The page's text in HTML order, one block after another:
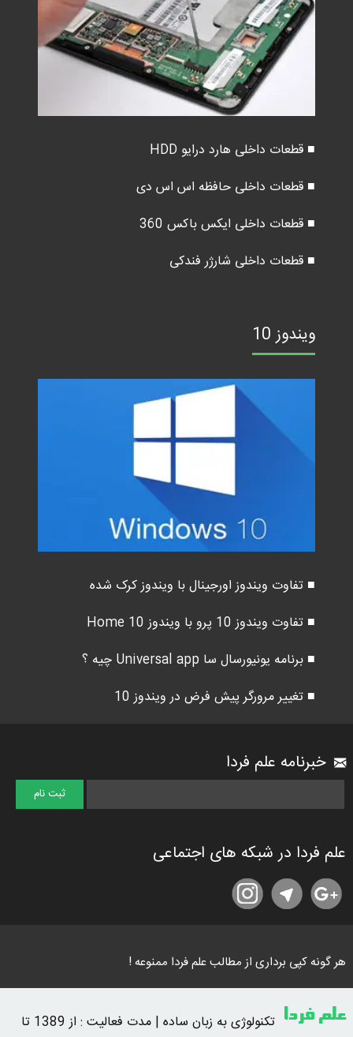
■ قطعات داخلی هارد درایو HDD
■ قطعات داخلی حافظه اس اس دی
■ قطعات داخلی ایکس باکس 360
■ قطعات داخلی شارژر فندکی
ویندوز 10
■ تفاوت ویندوز اورجینال با ویندوز کرک شده
■ تفاوت ویندوز 10 پرو با ویندوز 10 Home
■ برنامه یونیورسال سا Universal app چیه ؟
■ تغییر مرورگر پیش فرض در ویندوز 10
خبرنامه علم فردا
علم فردا در شبکه های اجتماعی
هر گونه کپی برداری از مطالب علم فردا ممنوعه !
علم فردا تکنولوژی به زبان ساده | مدت فعالیت : از 1389 تا